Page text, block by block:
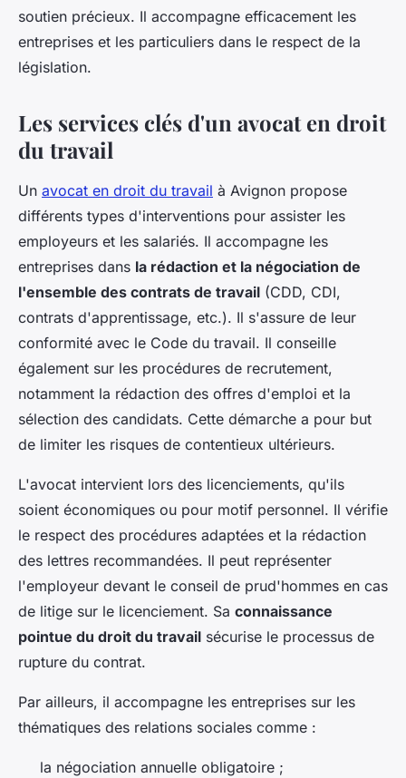
soutien précieux. Il accompagne efficacement les
entreprises et les particuliers dans le respect de la
législation.
Les services clés d'un avocat en droit
du travail
Un avocat en droit du travail à Avignon propose
différents types d'interventions pour assister les
employeurs et les salariés. Il accompagne les
entreprises dans la rédaction et la négociation de
l'ensemble des contrats de travail (CDD, CDI,
contrats d'apprentissage, etc.). Il s'assure de leur
conformité avec le Code du travail. Il conseille
également sur les procédures de recrutement,
notamment la rédaction des offres d'emploi et la
sélection des candidats. Cette démarche a pour but
de limiter les risques de contentieux ultérieurs.
L'avocat intervient lors des licenciements, qu'ils
soient économiques ou pour motif personnel. Il vérifie
le respect des procédures adaptées et la rédaction
des lettres recommandées. Il peut représenter
l'employeur devant le conseil de prud'hommes en cas
de litige sur le licenciement. Sa connaissance
pointue du droit du travail sécurise le processus de
rupture du contrat.
Par ailleurs, il accompagne les entreprises sur les
thématiques des relations sociales comme :
la négociation annuelle obligatoire ;